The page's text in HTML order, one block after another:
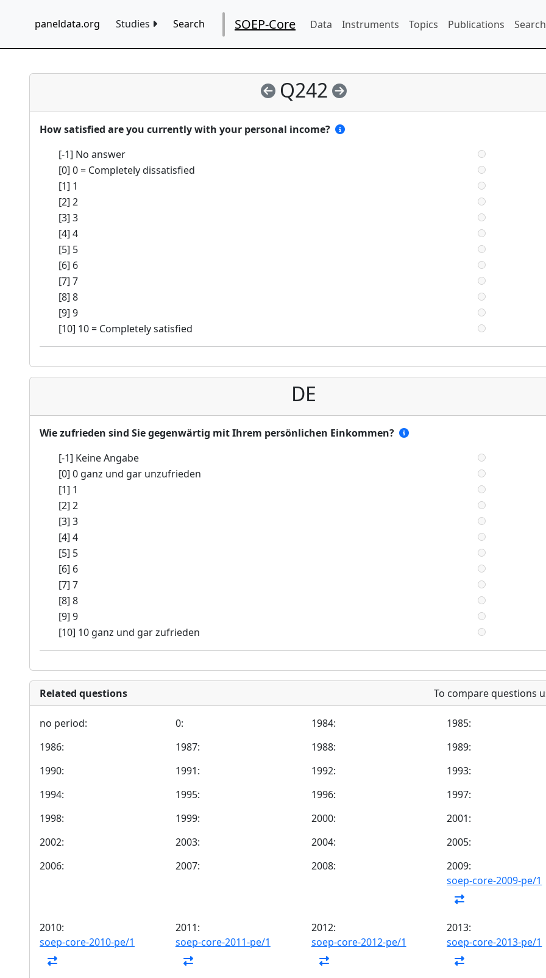
paneldata.org Studies Search SOEP-Core Data Instruments Topics Publications
Q242
How satisfied are you currently with your personal income?
[-1] No answer
[0] 0 = Completely dissatisfied
[1] 1
[2] 2
[3] 3
[4] 4
[5] 5
[6] 6
[7] 7
[8] 8
[9] 9
[10] 10 = Completely satisfied
DE
Wie zufrieden sind Sie gegenwärtig mit Ihrem persönlichen Einkommen?
[-1] Keine Angabe
[0] 0 ganz und gar unzufrieden
[1] 1
[2] 2
[3] 3
[4] 4
[5] 5
[6] 6
[7] 7
[8] 8
[9] 9
[10] 10 ganz und gar zufrieden
Related questions To compare questions
no period: 0: 1984:
1985:
1986:
1987: 1988:
1989:
1990:
1991: 1992:
1993:
1994:
1995: 1996:
1997:
1998:
1999: 2000:
2001:
2002:
2003: 2004:
2005:
2006:
2007: 2008:
2009:
soep-core-2009-pe/1
2010:
soep-core-2010-pe/1
2011:
soep-core-2011-pe/1
2012:
soep-core-2012-pe/1
2013:
soep-core-2013-pe/1